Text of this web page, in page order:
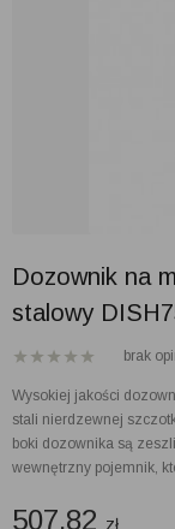
Dozownik na
stalowy
brak
Wysokiej jakości
stali nierdzewnej
boki dozownika są
wewnętrzny pojemnik,
507.82 zł